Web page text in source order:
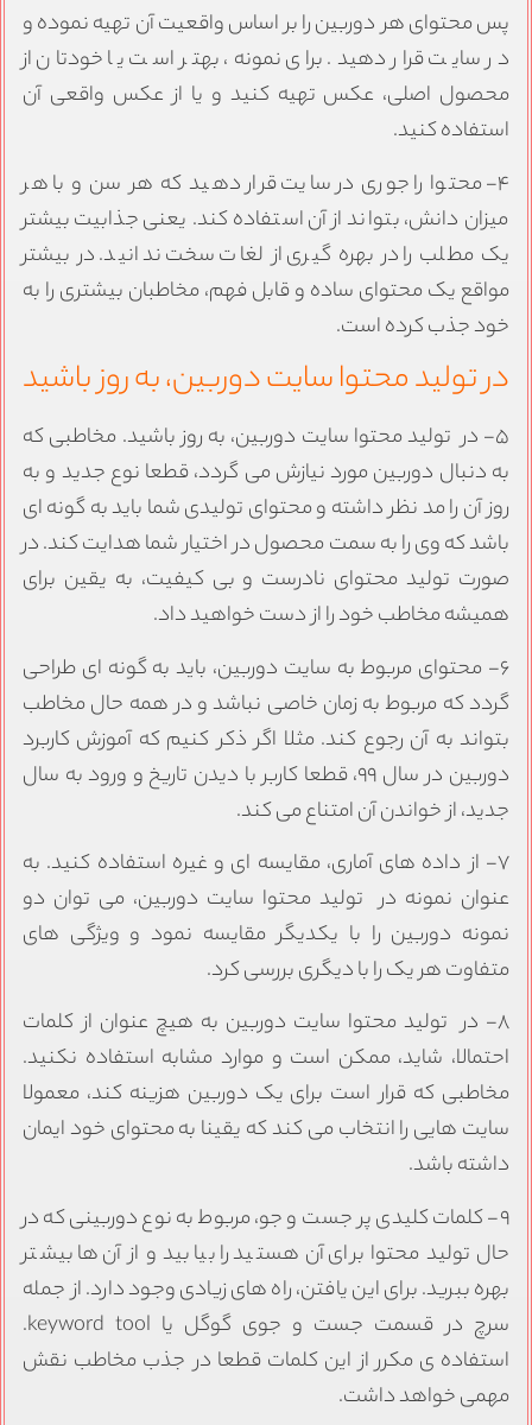
محتوای هر دوربین را بر اساس واقعیت آن تهیه نموده و
سایت قرار دهید. برای نمونه، بهتر است یا خودتان از
اصلی، عکس تهیه کنید و یا از عکس واقعی آن
کنید.
۴- محتوا را جوری در سایت قرار دهید که هر سن و با هر
دانش، بتواند از آن استفاده کند. یعنی جذابیت بیشتر
مطلب را در بهره گیری از لغات سخت ندانید. در بیشتر
یک محتوای ساده و قابل فهم، مخاطبان بیشتری را به
جذب کرده است.
تولید محتوا سایت دوربین، به روز باشید
۵- در تولید محتوا سایت دوربین، به روز باشید. مخاطبی که
دنبال دوربین مورد نیازش می گردد، قطعا نوع جدید و به
آن را مد نظر داشته و محتوای تولیدی شما باید به گونه ای
که وی را به سمت محصول در اختیار شما هدایت کند. در
تولید محتوای نادرست و بی کیفیت، به یقین برای
مخاطب خود را از دست خواهید داد.
۶- محتوای مربوط به سایت دوربین، باید به گونه ای طراحی
که مربوط به زمان خاصی نباشد و در همه حال مخاطب
به آن رجوع کند. مثلا اگر ذکر کنیم که آموزش کاربرد
دوربین در سال ۹۹، قطعا کاربر با دیدن تاریخ و ورود به سال
از خواندن آن امتناع می کند.
۷- از داده های آماری، مقایسه ای و غیره استفاده کنید. به
نمونه در تولید محتوا سایت دوربین، می توان دو
دوربین را با یکدیگر مقایسه نمود و ویژگی های
هر یک را با دیگری بررسی کرد.
۸- در تولید محتوا سایت دوربین به هیچ عنوان از کلمات
شاید، ممکن است و موارد مشابه استفاده نکنید.
که قرار است برای یک دوربین هزینه کند، معمولا
هایی را انتخاب می کند که یقینا به محتوای خود ایمان
باشد.
۹- کلمات کلیدی پر جست و جو، مربوط به نوع دوربینی که در
تولید محتوا برای آن هستید را بیابید و از آن ها بیشتر
ببرید. برای این یافتن، راه های زیادی وجود دارد. از جمله
سرچ در قسمت جست و جوی گوگل یا keyword tool.
ی مکرر از این کلمات قطعا در جذب مخاطب نقش
خواهد داشت.